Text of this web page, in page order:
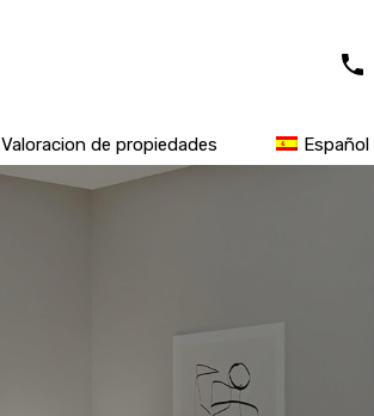
Valoracion de propiedades Español